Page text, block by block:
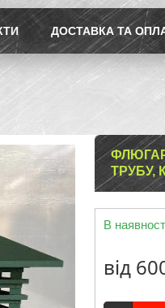
ДОСТАВКА ТА
ТРУБУ,
В
від